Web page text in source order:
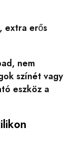
extra erős
nem
színét vagy
eszköz a